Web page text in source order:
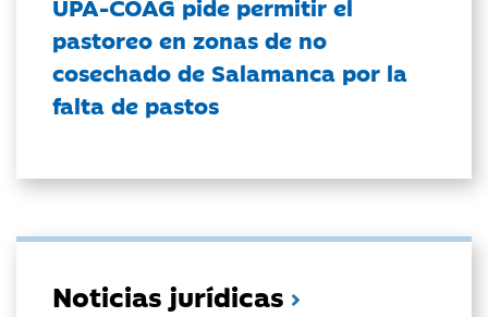
pastoreo en zonas de no
cosechado de Salamanca por la
falta de pastos
Noticias jurídicas